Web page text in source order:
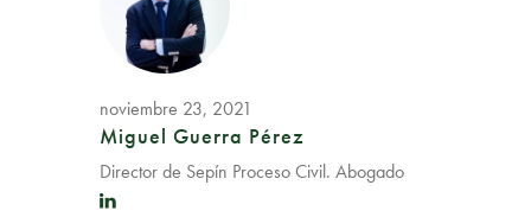
noviembre 23, 2021
Miguel Guerra Pérez
Director de Sepín Proceso Civil. Abogado